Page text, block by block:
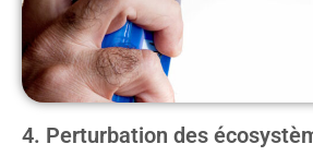
4. Perturbation des